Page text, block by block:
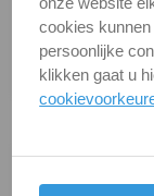
toebeh.
Touw
-
kunnen soms
verandert
eigenschappen.
cookies
persoonlijke
klikken gaat u